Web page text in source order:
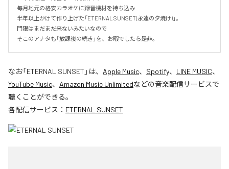
毎月地元の格安カラオケに録音機材を持ち込み
半年以上かけて作り上げた「ETERNAL SUNSET(永遠の夕焼け)」。
門限はまだまだ来ないみたいなので
そこのアナタも「放課後の続き」を、お暇でしたら是非。
なお「ETERNAL SUNSET 」は、 Apple Music、 Spotify、 LINE MUSIC、
YouTube Music、 Amazon Music Unlimitedなどの音楽配信サービスで
聴くことができる。
各配信サービス： ETERNAL SUNSET